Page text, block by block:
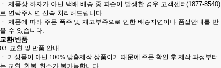
ㆍ 제품상 하자가 아닌 택배 배송 중 파손이 발생한 경우 고객센터(1877-8540)
로 연락주시면 신속 처리해드립니다.
ㆍ 제품에 따라 주문 폭주 및 재고부족으로 인한 배송지연이나 품절안내를 받
을 수 있습니다.
교환/반품
03. 교환 및 반품 안내
ㆍ 기성품이 아닌 100% 맞춤제작 상품이기 때문에 주문 확인 후 제작 과정부터
는 교환, 환불, 취소가 불가능합니다.